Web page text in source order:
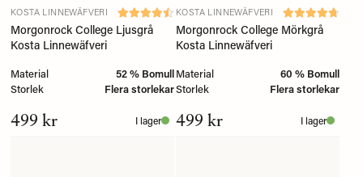
KOSTA LINNEWÄFVERI
Morgonrock College Ljusgrå
Kosta Linnewäfveri
Material
52 % Bomull
Storlek
Flera storlekar
499 kr I lager
KOSTA LINNEWÄFVERI
Morgonrock College Mörkgrå
Kosta Linnewäfveri
Material
60 % Bomull
Storlek
Flera storlekar
499 kr I lager